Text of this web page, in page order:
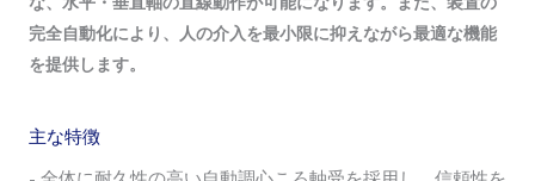
完全自動化により、人の介入を最小限に抑えながら最適な機能
を提供します。
主な特徴